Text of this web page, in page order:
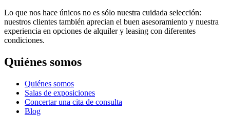
Lo que nos hace únicos no es sólo nuestra cuidada selección:
nuestros clientes también aprecian el buen asesoramiento y nuestra
experiencia en opciones de alquiler y leasing con diferentes
condiciones.
Quiénes somos
Quiénes somos
Salas de exposiciones
Concertar una cita de consulta
Blog